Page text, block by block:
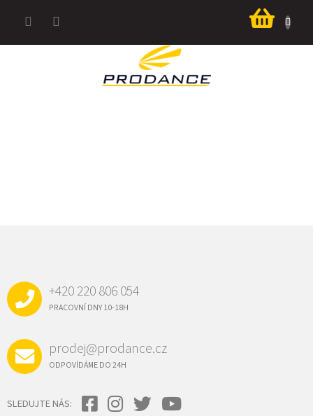
košík
+420 220 806 054
PRACOVNÍ DNY 10-18H
prodej@prodance.cz
ODPOVÍDÁME DO 24H
SLEDUJTE NÁS: